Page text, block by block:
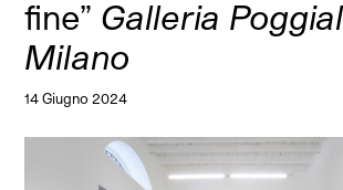
fine” Galleria
Milano
14 Giugno 2024